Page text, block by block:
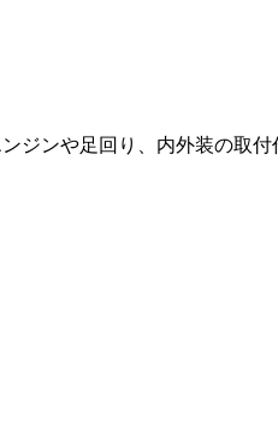
ジンや足回り、内外装の取付